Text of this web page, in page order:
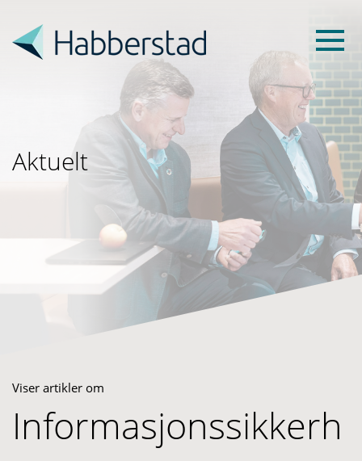
Aktuelt
Viser artikler om
Informasjonssikkerh